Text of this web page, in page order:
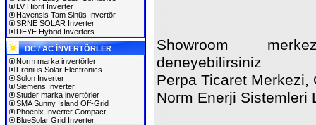
LV Hibrit İnverter
Havensis Tam Sinüs İnvertör
SRNE SOLAR Inverter
DEYE Hybrid Inverters
DC / AC İNVERTÖRLER
Norm marka invertörler
Fronius Solar Electronics
Solon Inverter
Siemens Inverter
Studer marka invertörler
SMA Sunny Island Off-Grid
Phoenix Inverter Compact
BlueSolar Grid Inverter
Showroom
deneyebilirsiniz
Perpa Ticaret Merkezi,
Norm Enerji Sistemleri